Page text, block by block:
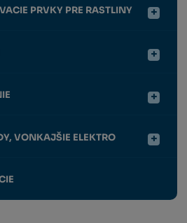
PRVKY PRE RASTLINY
VONKAJŠIE ELEKTRO